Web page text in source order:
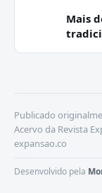
Mais
Publicado
Acervo da Revista
expansao.co
Desenvolvido pela